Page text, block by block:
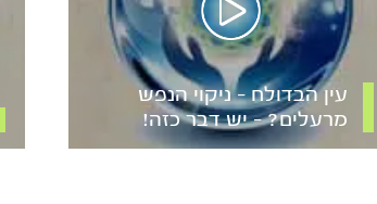
עין הבדולח – ניקוי הנפש
מרעלים? – יש דבר כזה!